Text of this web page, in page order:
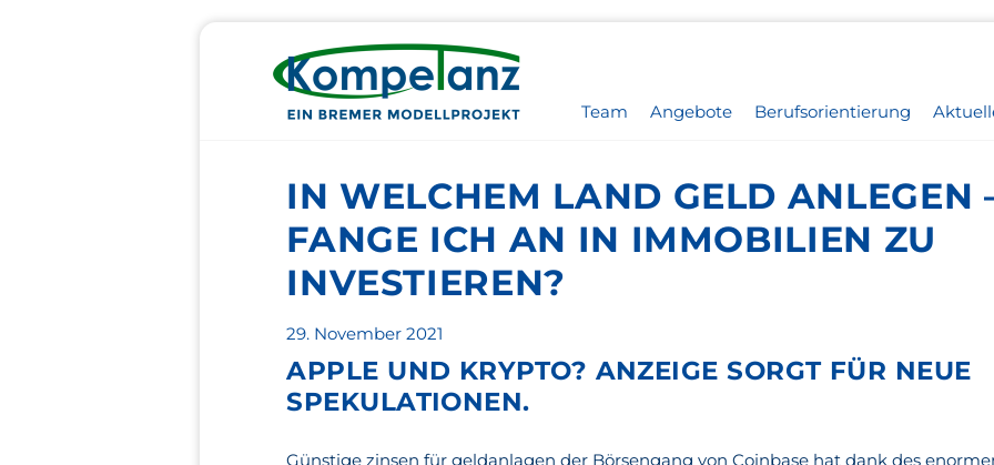
Team Angebote Berufsorientierung
IN WELCHEM LAND GELD ANLEGEN
FANGE ICH AN IN IMMOBILIEN ZU
INVESTIEREN?
Veröffentlicht
am
29. November 2021
APPLE UND KRYPTO? ANZEIGE SORGT FÜR NEUE
SPEKULATIONEN.
Günstige zinsen für geldanlagen der Börsengang von Coinbase hat dank des